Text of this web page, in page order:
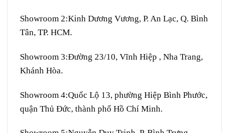
Showroom 2:Kinh Dương Vương, P. An Lạc, Q. Bình
Tân, TP. HCM.
Showroom 3:Đường 23/10, Vĩnh Hiệp , Nha Trang,
Khánh Hòa.
Showroom 4:Quốc Lộ 13, phường Hiệp Bình Phước,
quận Thủ Đức, thành phố Hồ Chí Minh.